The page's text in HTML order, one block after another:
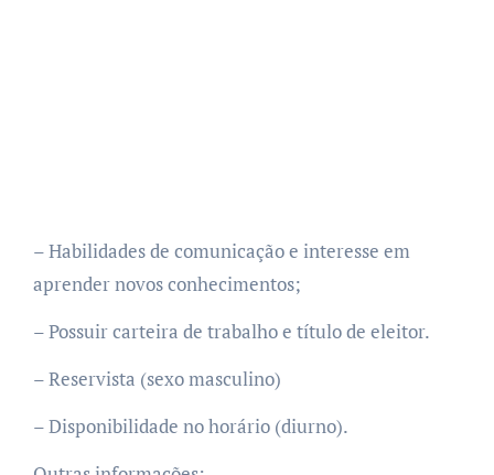
– Habilidades de comunicação e interesse em
aprender novos conhecimentos;
– Possuir carteira de trabalho e título de eleitor.
– Reservista (sexo masculino)
– Disponibilidade no horário (diurno).